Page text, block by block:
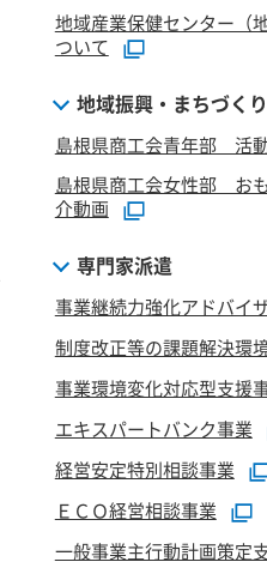
地域産業保健センター（
ついて
地域振興・まちづくり
島根県商工会青年部 活
島根県商工会女性部 お
介動画
専門家派遣
事業継続力強化アドバイ
制度改正等の課題解決環
事業環境変化対応型支援
エキスパートバンク事業
経営安定特別相談事業
ＥＣＯ経営相談事業
一般事業主行動計画策定